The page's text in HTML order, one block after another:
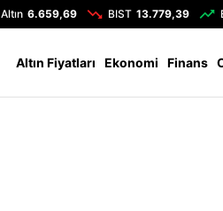
Altın 6.659,69 BIST 13.779,39
Altın Fiyatları Ekonomi Finans